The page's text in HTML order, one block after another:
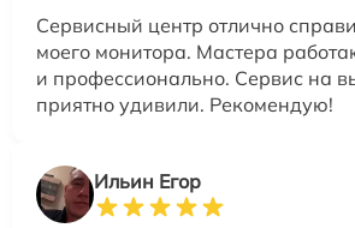
Сервисный центр отлично
моего монитора. Мастера
и профессионально. Сервис на
приятно удивили. Рекомендую!
Ильин Егор